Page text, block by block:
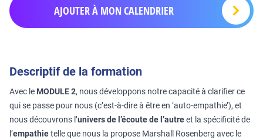
AJOUTER À MON CALENDRIER
Descriptif de la formation
Avec le MODULE 2, nous développons notre capacité à clarifier ce
qui se passe pour nous (c’est-à-dire à être en ‘auto-empathie’), et
nous découvrons l’univers de l’écoute de l’autreet la spécificité de
l’empathietelle que nous la propose Marshall Rosenberg avec le